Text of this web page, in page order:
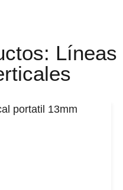
Líneas